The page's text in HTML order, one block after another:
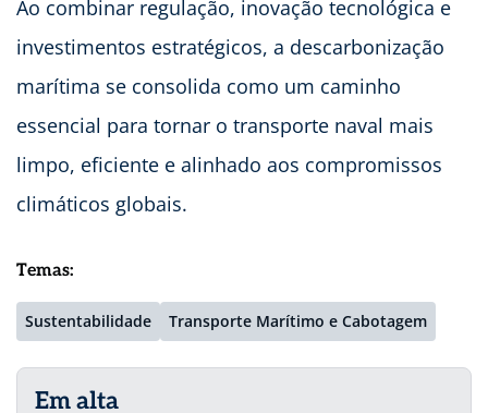
Ao combinar regulação, inovação tecnológica e
investimentos estratégicos, a descarbonização
marítima se consolida como um caminho
essencial para tornar o transporte naval mais
limpo, eficiente e alinhado aos compromissos
climáticos globais.
Temas:
Sustentabilidade Transporte Marítimo e Cabotagem
Em alta